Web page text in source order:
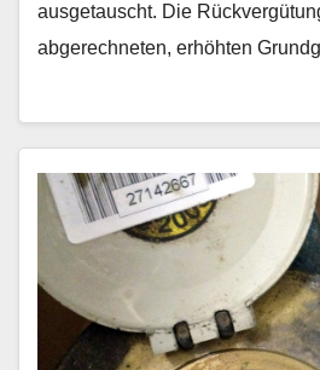
ausgetauscht. Die
abgerechneten, erhöhten